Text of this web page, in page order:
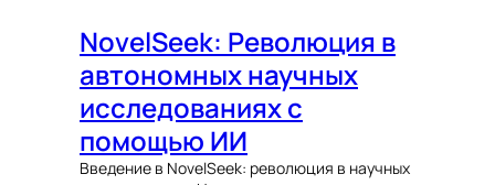
NovelSeek: Революция в
автономных научных
исследованиях с
помощью ИИ
Введение в NovelSeek: революция в научных